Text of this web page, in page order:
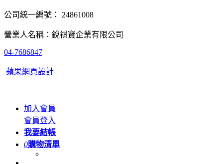
公司統一編號： 24861008
營業人名稱：銳祺寶企業有限公司
04-7686847
蘋果網頁設計
加入會員
會員登入
我要結帳
0購物清單